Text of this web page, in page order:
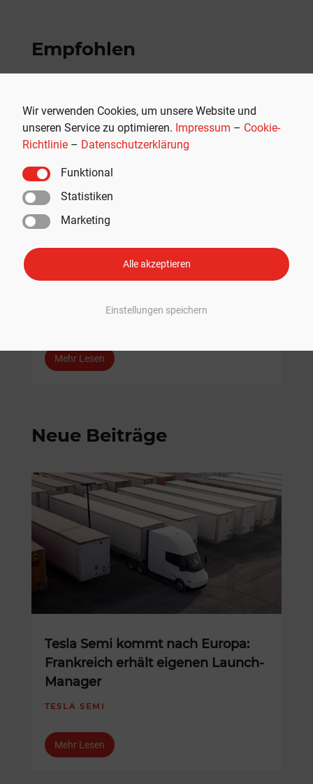
Wir verwenden Cookies, um unsere Website und
unseren Service zu optimieren. Impressum – Cookie-
Richtlinie – Datenschutzerklärung
Funktional
Statistiken
Marketing
Alle akzeptieren
Einstellungen speichern
Empfohlen
THG-Quote verkaufen: Als E-Auto-
Mehr Lesen
Neue Beiträge
Tesla Semi kommt nach Europa:
Frankreich erhält eigenen Launch-
Manager
TESLA SEMI
Mehr Lesen